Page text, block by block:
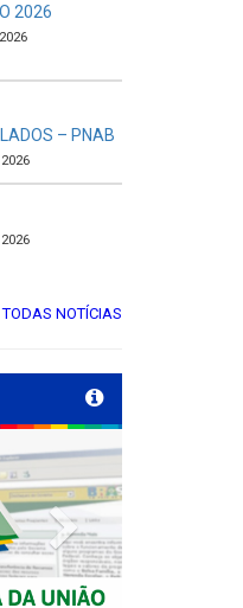
2026
– PNAB
TODAS NOTÍCIAS
Next